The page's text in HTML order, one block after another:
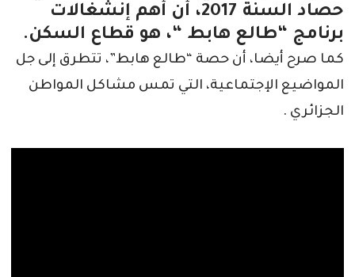
حصاد السنة 2017، أن أهم إنشغالات
برنامج “طالع هابط “، هو قطاع السكن.
كما صرح أيضا، أن حصة “طالع هابط”، تتطرق إلى جل
المواضيع الإجتماعية، التي تمس مشاكل المواطن
الجزائري .